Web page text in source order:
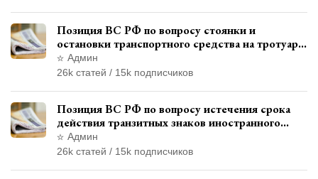
Позиция ВС РФ по вопросу стоянки и
остановки транспортного средства на тротуаре
и квалификации административного
правонарушения
Админ
26k статей / 15k подписчиков
Позиция ВС РФ по вопросу истечения срока
действия транзитных знаков иностранного
государства и отсутствия состава
административного правонарушения
Админ
26k статей / 15k подписчиков